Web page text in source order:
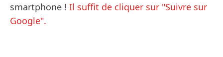
smartphone ! Il suffit de cliquer sur "Suivre sur
Google".